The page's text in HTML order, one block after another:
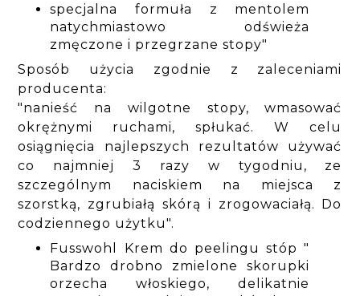
specjalna formuła z mentolem
natychmiastowo odświeża
zmęczone i przegrzane stopy"
Sposób użycia zgodnie z zaleceniami
producenta:
"nanieść na wilgotne stopy, wmasować
okrężnymi ruchami, spłukać. W celu
osiągnięcia najlepszych rezultatów używać
co najmniej 3 razy w tygodniu, ze
szczególnym naciskiem na miejsca z
szorstką, zgrubiałą skórą i zrogowaciałą. Do
codziennego użytku".
Fusswohl Krem do peelingu stóp "
Bardzo drobno zmielone skorupki
orzecha włoskiego, delikatnie